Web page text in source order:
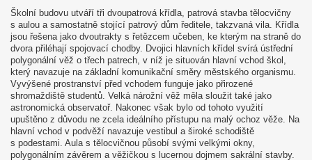
Školní budovu utváří tři dvoupatrová křídla, patrová stavba tělocvičny
s aulou a samostatně stojící patrový dům ředitele, takzvaná vila. Křídla
jsou řešena jako dvoutrakty s řetězcem učeben, ke kterým na straně do
dvora přiléhají spojovací chodby. Dvojici hlavních křídel svírá ústřední
polygonální věž o třech patrech, v níž je situován hlavní vchod škol,
který navazuje na základní komunikační směry městského organismu.
Vyvýšené prostranství před vchodem funguje jako přirozené
shromaždiště studentů. Velká nárožní věž měla sloužit také jako
astronomická observatoř. Nakonec však bylo od tohoto využití
upuštěno z důvodu ne zcela ideálního přístupu na malý ochoz věže. Na
hlavní vchod v podvěží navazuje vestibul a široké schodiště
s podestami. Aula s tělocvičnou působí svými velkými okny,
polygonálním závěrem a věžičkou s lucernou dojmem sakrální stavby.